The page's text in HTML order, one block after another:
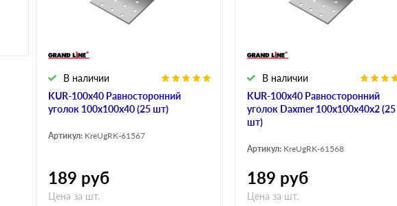
Шифер 7-волновой
KUR-100х40 Равносторонний
уголок 100х100х40 (25 шт)
В наличии
Артикул: KreUgRK-61567
189 руб
Цена за шт.
KUR-100х40 Равносторонний
уголок Daxmer 100х100х40х2 (25
шт)
В наличии
Артикул: KreUgRK-61568
189 руб
Цена за шт.